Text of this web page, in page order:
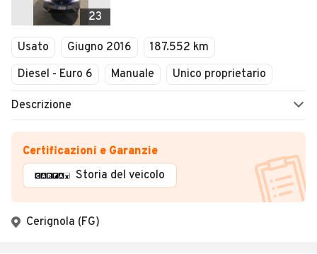
23
Usato Giugno 2016
187.552 km
Diesel - Euro 6
Manuale Unico proprietario
Descrizione
Certificazioni e Garanzie
Storia del veicolo
Cerignola (FG)